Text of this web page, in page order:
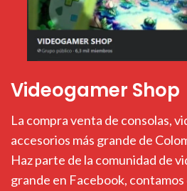
Videogamer Shop
La compra venta de consolas,
accesorios más grande de
Haz parte de la comunidad de
grande en Facebook, contamos